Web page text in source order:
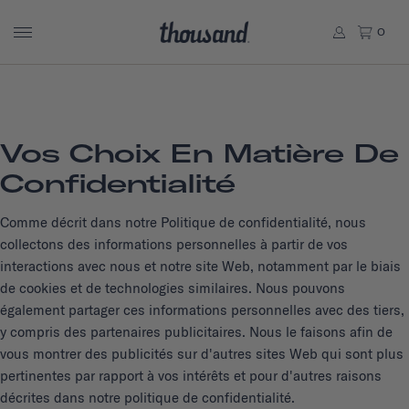
0
Vos Choix En Matière De
Confidentialité
Comme décrit dans notre Politique de confidentialité, nous
collectons des informations personnelles à partir de vos
interactions avec nous et notre site Web, notamment par le biais
de cookies et de technologies similaires. Nous pouvons
également partager ces informations personnelles avec des tiers,
y compris des partenaires publicitaires. Nous le faisons afin de
vous montrer des publicités sur d'autres sites Web qui sont plus
pertinentes par rapport à vos intérêts et pour d'autres raisons
décrites dans notre politique de confidentialité.